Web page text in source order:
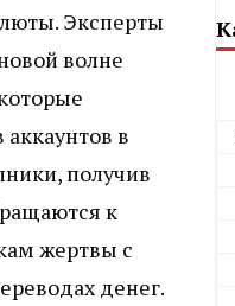
Эксперты
волне
в
получив
к
жертвы с
денег.